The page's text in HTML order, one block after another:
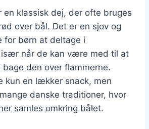
en klassisk dej, der ofte bruges
over bål. Det er en sjov og
for børn at deltage i
især når de kan være med til at
den over flammerne.
kun en lækker snack, men
danske traditioner, hvor
samles omkring bålet.